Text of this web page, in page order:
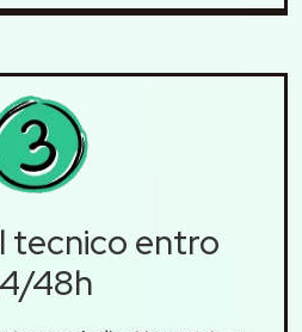
tecnico entro
48h